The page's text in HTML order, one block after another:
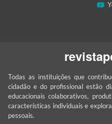
Todas as instituições que
cidadão e do profissional estão
educacionais colaborativos,
características individuais e
pessoais.